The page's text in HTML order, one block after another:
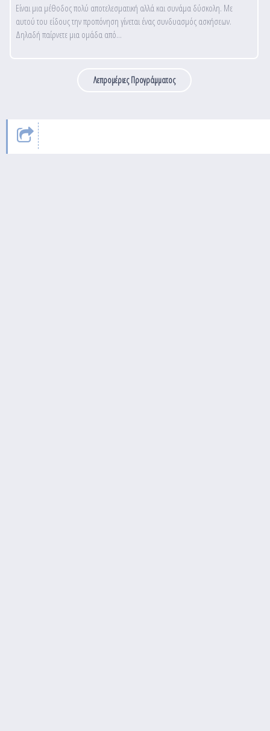
Είναι μια μέθοδος πολύ αποτελεσματική αλλά και συνάμα δύσκολη. Με
αυτού του είδους την προπόνηση γίνεται ένας συνδυασμός ασκήσεων.
Δηλαδή παίρνετε μια ομάδα από...
Λεπρομέριες Προγράμματος